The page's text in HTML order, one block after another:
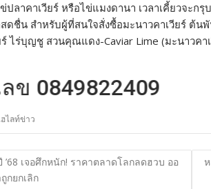
ปลาคาเวียร์ หรือไข่แมงดานา เวลาเคี้ยวจะ
ดชื่น สำหรับผู้ที่สนใจสั่งซื้อมะนาวคาเวียร์ ต้
ร์ ไร่บุญชู สวนคุณแดง-Caviar Lime (มะนาวค
ไลท์ข่าว
’68 เจอศึกหนัก! ราคาตลาดโลกลดฮวบ ออ
กยกเลิก